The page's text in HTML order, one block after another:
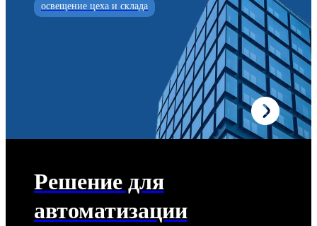
освещение цеха и склада
Решение для
автоматизации